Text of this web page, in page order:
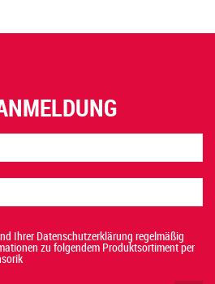
Ihrer Datenschutzerklärung regelmäßig
zu folgendem Produktsortiment per